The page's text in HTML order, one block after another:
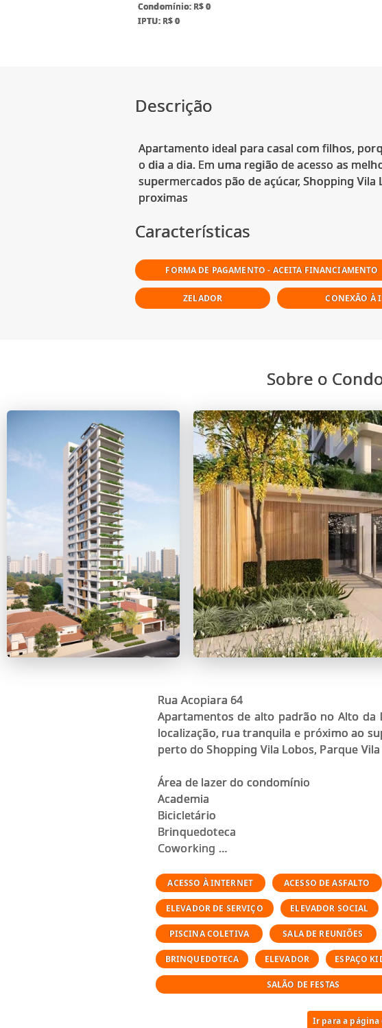
Condomínio: R$ 0
IPTU: R$ 0
Descrição
Apartamento ideal para casal com filhos,
o dia a dia. Em uma região de acesso as
supermercados pão de açúcar, Shopping
Características
FORMA DE PAGAMENTO - ACEITA FINANCIAMENTO
ZELADOR CONEXÃO À
Sobre o
Rua Acopiara 64
Apartamentos de alto padrão no Alto da
localização, rua tranquila e próximo ao
perto do Shopping Vila Lobos, Parque
Área de lazer do condomínio
Academia
Bicicletário
Brinquedoteca
Coworking
Espaço gourmet
Lounge
Piscina adulto
Portaria
Sala de reuniões
Salão de festas
Segurança
Terraço coletivo
ACESSO À INTERNET ACESSO DE ASFALTO
ELEVADOR DE SERVIÇO ELEVADOR SOCIAL
PISCINA COLETIVA SALA DE REUNIÕES
BRINQUEDOTECA ELEVADOR ESPAÇO
SALÃO DE FESTAS
Ir para a página